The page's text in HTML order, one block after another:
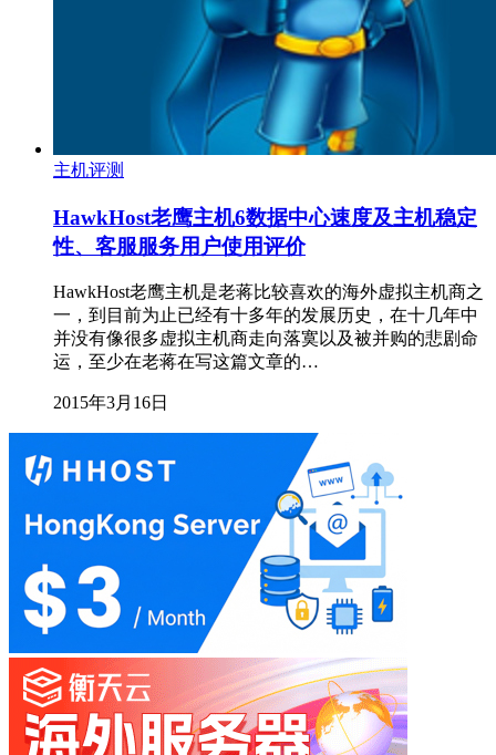
主机评测
HawkHost老鹰主机6数据中心速度及主机稳定
性、客服服务用户使用评价
HawkHost老鹰主机是老蒋比较喜欢的海外虚拟主机商之
一，到目前为止已经有十多年的发展历史，在十几年中
并没有像很多虚拟主机商走向落寞以及被并购的悲剧命
运，至少在老蒋在写这篇文章的…
2015年3月16日